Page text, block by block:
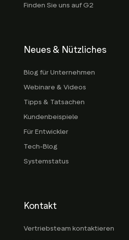
Finden Sie uns auf G2
Neues & Nützliches
Blog für Unternehmen
Webinare & Videos
Tipps & Tatsachen
Kundenbeispiele
Für Entwickler
Tech-Blog
Systemstatus
Kontakt
Vertriebsteam kontaktieren